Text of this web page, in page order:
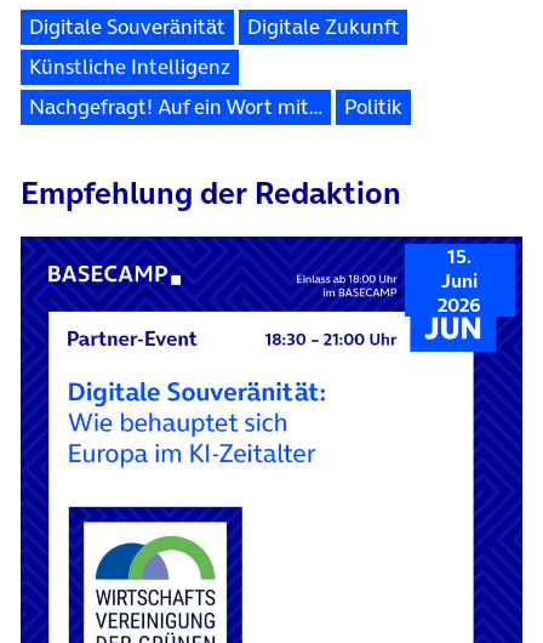
Digitale Souveränität
Digitale Zukunft
Künstliche Intelligenz
Nachgefragt! Auf ein Wort mit…
Politik
Empfehlung der Redaktion
15.
Juni
2026